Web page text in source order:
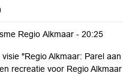
Regio Alkmaar - 20:25
"Regio Alkmaar: Parel
recreatie voor Regio